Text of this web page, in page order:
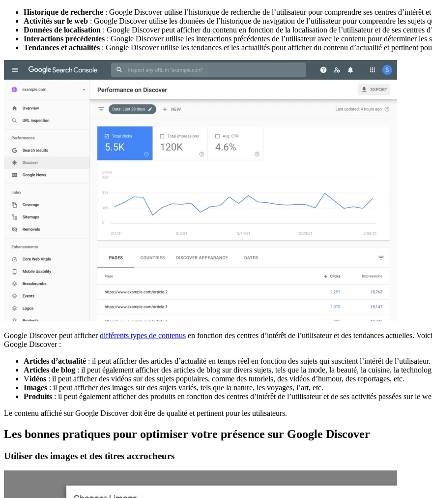
Historique de recherche : Google Discover utilise l’historique de recherche de l’utilisateur pour comprendre ses centres d’intérêt
Activités sur le web : Google Discover utilise les données de l’historique de navigation de l’utilisateur pour comprendre les sujets
Données de localisation : Google Discover peut afficher du contenu en fonction de la localisation de l’utilisateur et de ses centres
Interactions précédentes : Google Discover utilise les interactions précédentes de l’utilisateur avec le contenu pour déterminer les
Tendances et actualités : Google Discover utilise les tendances et les actualités pour afficher du contenu d’actualité et pertinent
Google Discover peut afficherdifférents types de contenus en fonction des centres d’intérêt de l’utilisateur et des tendances actuelles.
Google Discover :
Articles d’actualité : il peut afficher des articles d’actualité en temps réel en fonction des sujets qui suscitent l’intérêt de l’utilisateur.
Articles de blog : il peut également afficher des articles de blog sur divers sujets, tels que la mode, la beauté, la cuisine, la
Vidéos : il peut afficher des vidéos sur des sujets populaires, comme des tutoriels, des vidéos d’humour, des reportages, etc.
Images : il peut afficher des images sur des sujets variés, tels que la nature, les voyages, l’art, etc.
Produits : il peut également afficher des produits en fonction des centres d’intérêt de l’utilisateur et de ses activités passées sur le
Le contenu affiché sur Google Discover doit être de qualité et pertinent pour les utilisateurs.
Les bonnes pratiques pour optimiser votre présence sur Google Discover
Utiliser des images et des titres accrocheurs